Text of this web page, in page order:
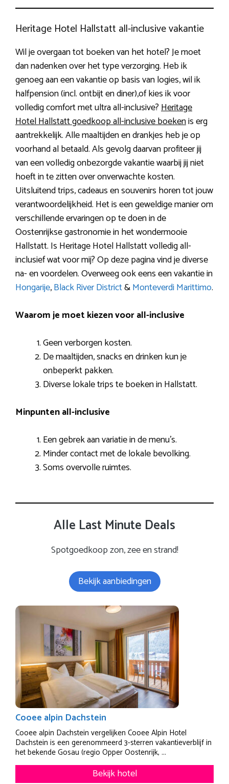
Heritage Hotel Hallstatt all-inclusive vakantie
Wil je overgaan tot boeken van het hotel? Je moet
dan nadenken over het type verzorging. Heb ik
genoeg aan een vakantie op basis van logies, wil ik
halfpension (incl. ontbijt en diner),of kies ik voor
volledig comfort met ultra all-inclusive?Heritage
Hotel Hallstatt goedkoop all-inclusive boekenis erg
aantrekkelijk. Alle maaltijden en drankjes heb je op
voorhand al betaald. Als gevolg daarvan profiteer jij
van een volledig onbezorgde vakantie waarbij jij niet
hoeft in te zitten over onverwachte kosten.
Uitsluitend trips, cadeaus en souvenirs horen tot jouw
verantwoordelijkheid. Het is een geweldige manier om
verschillende ervaringen op te doen in de
Oostenrijkse gastronomie in het wondermooie
Hallstatt. Is Heritage Hotel Hallstatt volledig all-
inclusief wat voor mij? Op deze pagina vind je diverse
na- en voordelen. Overweeg ook eens een vakantie in
Hongarije,Black River District&Monteverdi Marittimo.
Waarom je moet kiezen voor all-inclusive
Geen verborgen kosten.
De maaltijden, snacks en drinken kun je
onbeperkt pakken.
Diverse lokale trips te boeken in Hallstatt.
Minpunten all-inclusive
Een gebrek aan variatie in de menu’s.
Minder contact met de lokale bevolking.
Soms overvolle ruimtes.
Alle Last Minute Deals
Spotgoedkoop zon, zee en strand!
Bekijk aanbiedingen
Cooee alpin Dachstein
Cooee alpin Dachstein vergelijken Cooee Alpin Hotel
Dachstein is een gerenommeerd 3-sterren vakantieverblijf in
het bekende Gosau (regio Opper Oostenrijk, ...
Bekijk hotel